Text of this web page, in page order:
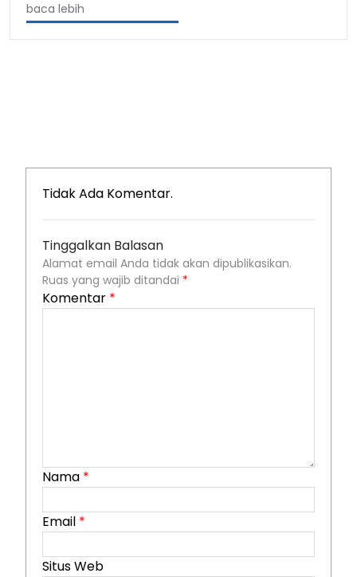
baca lebih
Tidak Ada Komentar.
Tinggalkan Balasan
Alamat email Anda tidak akan dipublikasikan.
Ruas yang wajib ditandai *
Komentar *
Nama *
Email *
Situs Web